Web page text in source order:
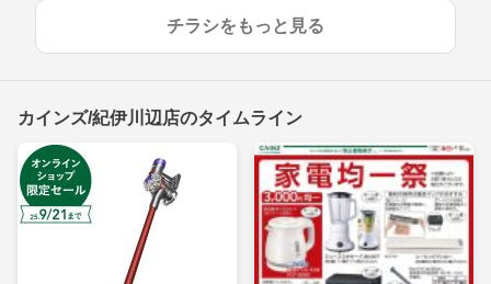
チラシをもっと見る
カインズ/紀伊川辺店のタイムライン